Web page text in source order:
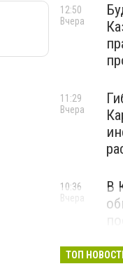
12:50
Вчера
11:29
Вчера
В
10:36
Вчера
ТОП